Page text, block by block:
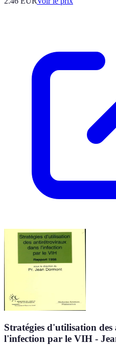
Stratégies d'utilisation
l'infection par le VIH -